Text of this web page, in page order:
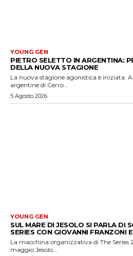
YOUNG GEN
PIETRO SELETTO IN ARGENTINA:
DELLA NUOVA STAGIONE
La nuova stagione agonistica è iniziata.
argentine di Cerro...
5 Agosto 2026
YOUNG GEN
SUL MARE DI JESOLO SI PARLA DI
SERIES CON GIOVANNI FRANZONI
La macchina organizzativa di The Series
maggio Jesolo...